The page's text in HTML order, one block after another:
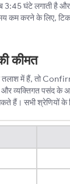
3:45 घंटे लगाती है
कम करने के लिए,
कीमत
में हैं, तो
व्यक्तिगत पसंद के
सभी श्रेणियों के